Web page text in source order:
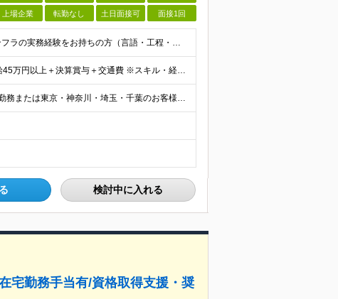
上場企業 転勤なし 土日面接可 面接1回
【年齢不問・ベテラン歓迎】 ■システム開発やインフラの実務経験をお持ちの方（言語・工程・年数不問） ■学歴不問 ≪こんな方はぜひご応募ください≫ □SE経験を積んだがリーダー・PLのポジションがない
≪前職給与保証｜初年度想定年収600万円～≫ 月給45万円以上＋決算賞与＋交通費 ※スキル・経験を考慮の上、優遇します ※上記月給には固定残業代月20時間分(5万1000円以上)を含みます。超過し
≪フルリモートＯＫ！リモート率は65％！≫ 在宅勤務または東京・神奈川・埼玉・千葉のお客様先での勤務 ■本社 東京都港区芝2-22-15 STKビル 1F (変更の範囲)上記を除く当社関連勤務地
検討中に入れる
宅勤務手当有/資格取得支援・奨